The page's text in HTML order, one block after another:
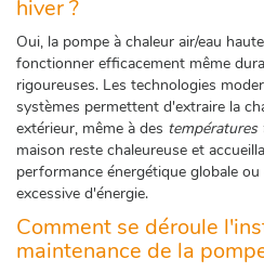
hiver ?
Oui, la pompe à chaleur air/eau
fonctionner efficacement même
rigoureuses. Les technologies
systèmes permettent d'extraire la
extérieur, même à des températures
maison reste chaleureuse et
performance énergétique globale
excessive d'énergie.
Comment se déroule
maintenance de la